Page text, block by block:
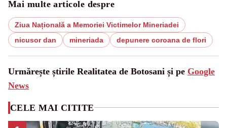
Mai multe articole despre
Ziua Națională a Memoriei Victimelor Mineriadei
nicusor dan
mineriada depunere coroana de flori
Urmărește știrile Realitatea de Botosani și pe Google
News
CELE MAI CITITE